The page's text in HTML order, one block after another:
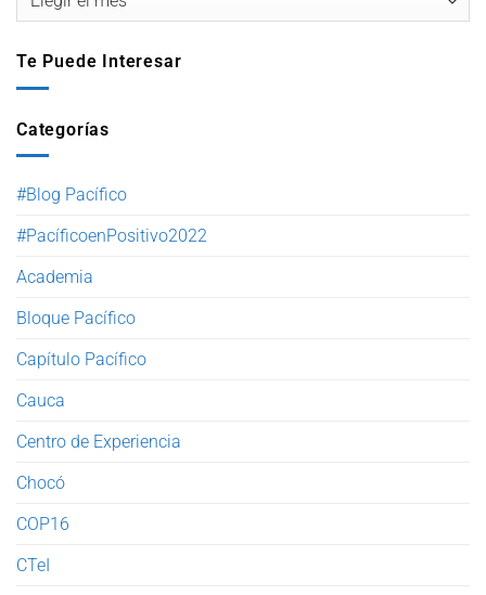
Te Puede Interesar
Categorías
#Blog Pacífico
#PacíficoenPositivo2022
Academia
Bloque Pacífico
Capítulo Pacífico
Cauca
Centro de Experiencia
Chocó
COP16
CTeI